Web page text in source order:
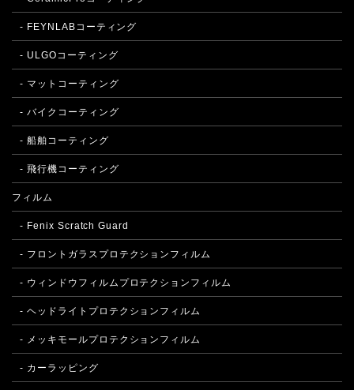
- FEYNLABコーティング
- ULGOコーティング
- マットコーティング
- バイクコーティング
- 船舶コーティング
- 飛行機コーティング
フィルム
- Fenix Scratch Guard
- フロントガラスプロテクションフィルム
- ウィンドウフィルムプロテクションフィルム
- ヘッドライトプロテクションフィルム
- メッキモールプロテクションフィルム
- カーラッピング